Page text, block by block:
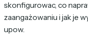
skonfigurowac, co
zaangażowaniu i jak je
upow.